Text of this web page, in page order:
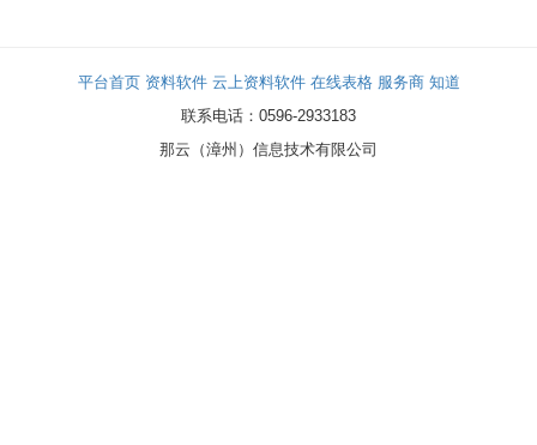
平台首页 资料软件 云上资料软件 在线表格 服务商 知道
联系电话：0596-2933183
那云（漳州）信息技术有限公司